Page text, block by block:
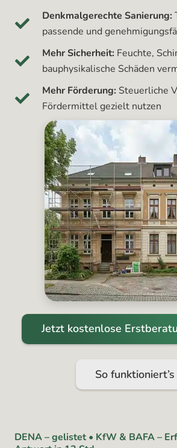
Denkmalgerechte Sanierung:
passende und
Mehr Sicherheit: Feuchte,
bauphysikalische Schäden
Mehr Förderung: Steuerliche
Fördermittel gezielt nutzen
Jetzt kostenlose
So funktioniert’s
DENA – gelistet • KfW & BAFA –